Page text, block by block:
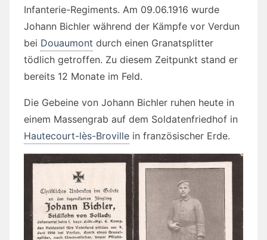
Infanterie-Regiments. Am 09.06.1916 wurde
Johann Bichler während der Kämpfe vor Verdun
bei Douaumont durch einen Granatsplitter
tödlich getroffen. Zu diesem Zeitpunkt stand er
bereits 12 Monate im Feld.
Die Gebeine von Johann Bichler ruhen heute in
einem Massengrab auf dem Soldatenfriedhof in
Hautecourt-lès-Broville in französischer Erde.